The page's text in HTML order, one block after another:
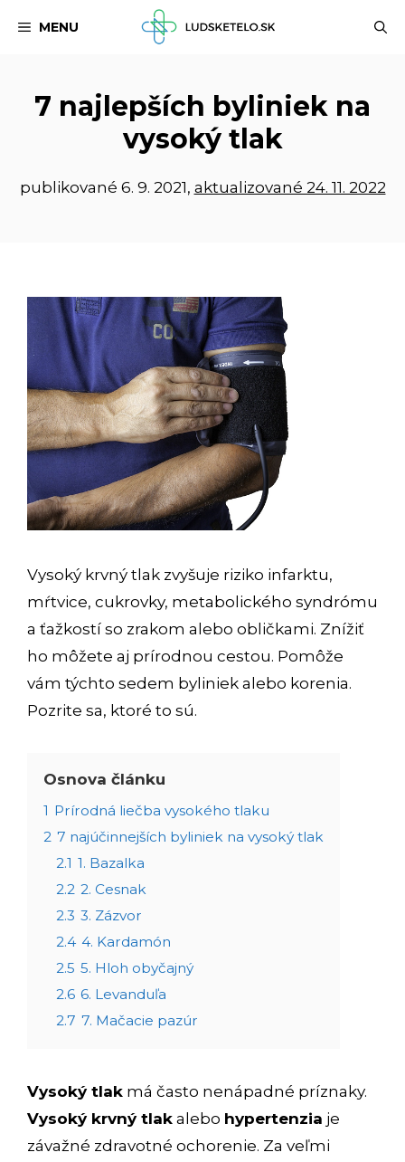
MENU
7 najlepších byliniek na
vysoký tlak
publikované 6. 9. 2021, aktualizované 24. 11. 2022
Vysoký krvný tlak zvyšuje riziko infarktu,
mŕtvice, cukrovky, metabolického syndrómu
a ťažkostí so zrakom alebo obličkami. Znížiť
ho môžete aj prírodnou cestou. Pomôže
vám týchto sedem byliniek alebo korenia.
Pozrite sa, ktoré to sú.
Osnova článku
1 Prírodná liečba vysokého tlaku
2 7 najúčinnejších byliniek na vysoký tlak
2.1 1. Bazalka
2.2 2. Cesnak
2.3 3. Zázvor
2.4 4. Kardamón
2.5 5. Hloh obyčajný
2.6 6. Levanduľa
2.7 7. Mačacie pazúr
Vysoký tlak má často nenápadné príznaky.
Vysoký krvný tlak alebo hypertenzia je
závažné zdravotné ochorenie. Za veľmi